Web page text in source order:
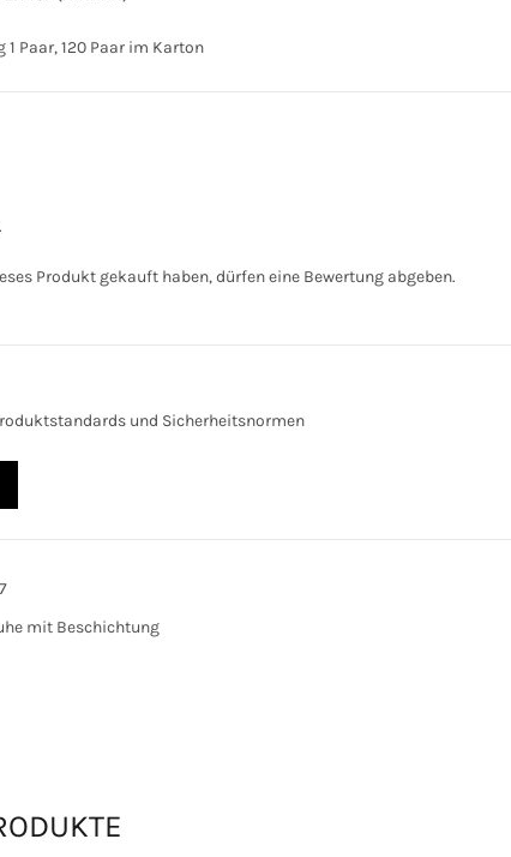
Paar, 120 Paar im Karton
Produkt gekauft haben, dürfen eine Bewertung abgeben.
und Sicherheitsnormen
mit Beschichtung